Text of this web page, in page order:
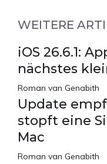
WEITERE
iOS 26.6.1:
nächstes
Roman van Genabith
Update
stopft eine
Mac
Roman van Genabith